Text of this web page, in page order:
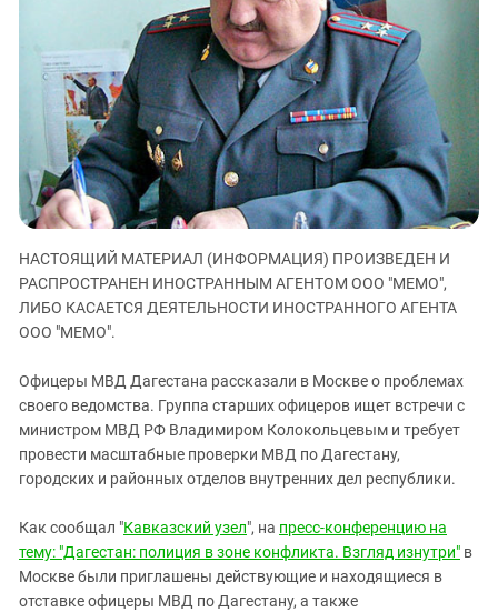
ЗАСТАВЛЯЕТ
КАВКАЗ ЗА ПАЛЕСТИНУ
ИНАКОМЫСЛИЕ В ЧЕЧНЕ
ПРЕСЛЕДОВАНИЕ АКТИВИСТОВ
МОБИЛИЗАЦИЯ И ПРОТЕСТЫ
Ингушетия
Кабардино-Балкария
Калмыкия
Карачаево-Черкесия
Краснодарский край
Нагорный Карабах
Российская Федерация
Ростовская область
Северная Осетия - Алания
Ставропольский край
Чечня
ЮФО
НАСТОЯЩИЙ МАТЕРИАЛ (ИНФОРМАЦИЯ) ПРОИЗВЕДЕН И
РАСПРОСТРАНЕН ИНОСТРАННЫМ АГЕНТОМ ООО "МЕМО",
ЛИБО КАСАЕТСЯ ДЕЯТЕЛЬНОСТИ ИНОСТРАННОГО АГЕНТА
ООО "МЕМО".
Офицеры МВД Дагестана рассказали в Москве о проблемах
своего ведомства. Группа старших офицеров ищет встречи с
министром МВД РФ Владимиром Колокольцевым и требует
провести масштабные проверки МВД по Дагестану,
городских и районных отделов внутренних дел республики.
Как сообщал "Кавказский узел", на пресс-конференцию на
тему: "Дагестан: полиция в зоне конфликта. Взгляд изнутри" в
Москве были приглашены действующие и находящиеся в
отставке офицеры МВД по Дагестану, а также